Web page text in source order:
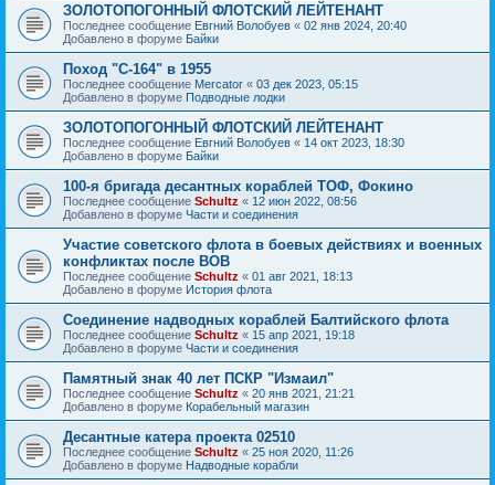
ЗОЛОТОПОГОННЫЙ ФЛОТСКИЙ ЛЕЙТЕНАНТ
Последнее сообщение Евгний Волобуев « 02 янв 2024, 20:40
Добавлено в форуме Байки
Поход "С-164" в 1955
Последнее сообщение Mercator « 03 дек 2023, 05:15
Добавлено в форуме Подводные лодки
ЗОЛОТОПОГОННЫЙ ФЛОТСКИЙ ЛЕЙТЕНАНТ
Последнее сообщение Евгний Волобуев « 14 окт 2023, 18:30
Добавлено в форуме Байки
100-я бригада десантных кораблей ТОФ, Фокино
Последнее сообщение Schultz « 12 июн 2022, 08:56
Добавлено в форуме Части и соединения
Участие советского флота в боевых действиях и военных
конфликтах после ВОВ
Последнее сообщение Schultz « 01 авг 2021, 18:13
Добавлено в форуме История флота
Соединение надводных кораблей Балтийского флота
Последнее сообщение Schultz « 15 апр 2021, 19:18
Добавлено в форуме Части и соединения
Памятный знак 40 лет ПСКР "Измаил"
Последнее сообщение Schultz « 20 янв 2021, 21:21
Добавлено в форуме Корабельный магазин
Десантные катера проекта 02510
Последнее сообщение Schultz « 25 ноя 2020, 11:26
Добавлено в форуме Надводные корабли